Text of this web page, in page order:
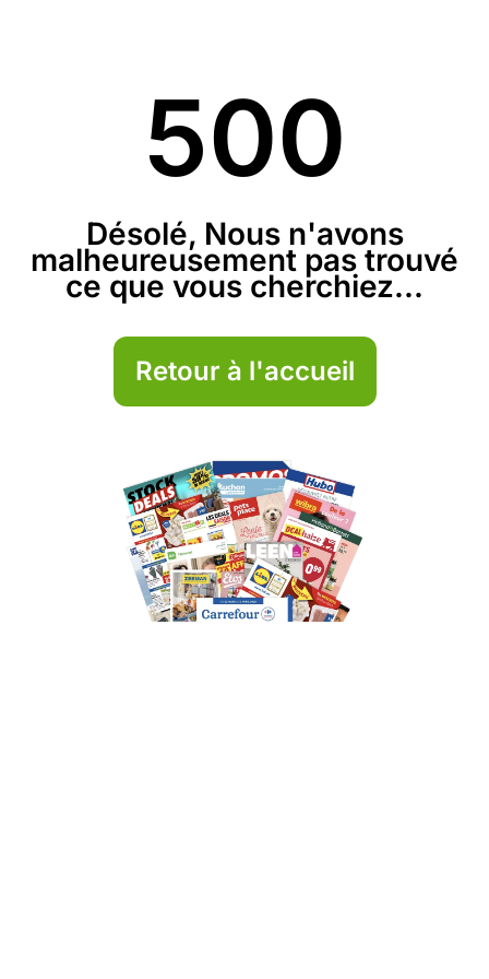
500
Désolé, Nous n'avons
malheureusement pas trouvé
ce que vous cherchiez...
Retour à l'accueil